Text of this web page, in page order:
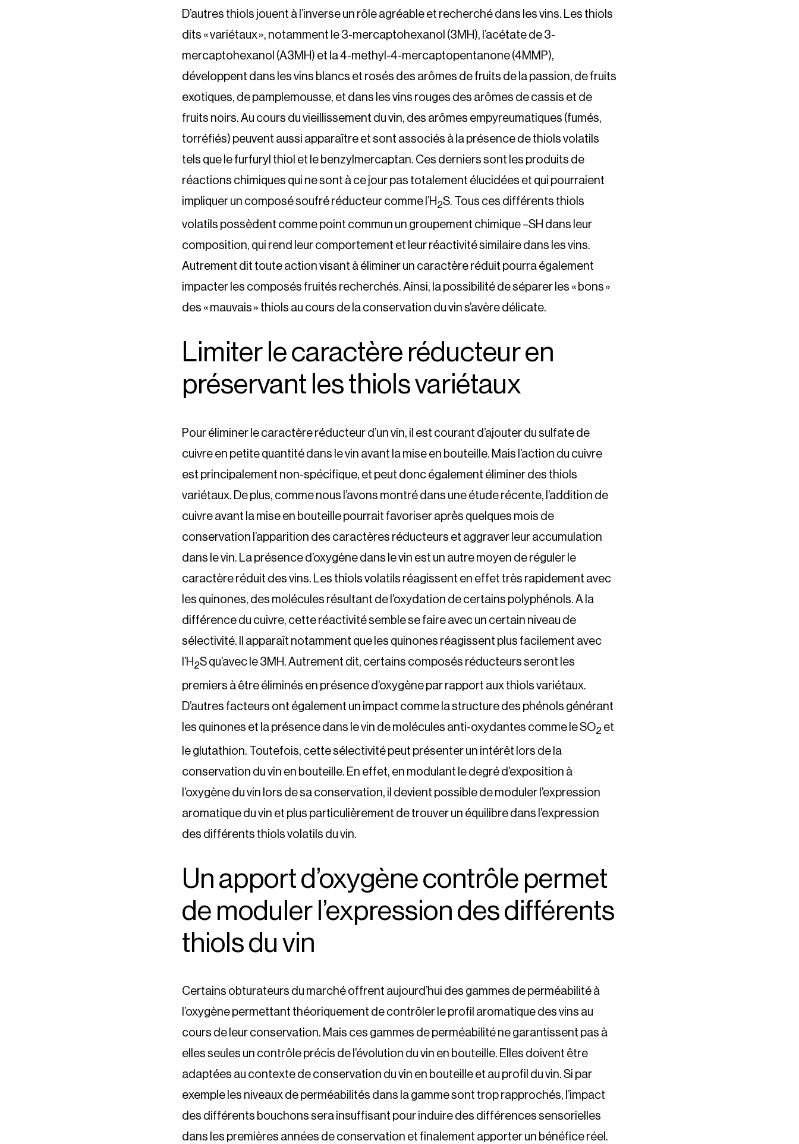
D’autres thiols jouent à l’inverse un rôle agréable et recherché dans les vins. Les thiols
dits « variétaux », notamment le 3-mercaptohexanol (3MH), l’acétate de 3-
mercaptohexanol (A3MH) et la 4-methyl-4-mercaptopentanone (4MMP),
développent dans les vins blancs et rosés des arômes de fruits de la passion, de fruits
exotiques, de pamplemousse, et dans les vins rouges des arômes de cassis et de
fruits noirs. Au cours du vieillissement du vin, des arômes empyreumatiques (fumés,
torréfiés) peuvent aussi apparaître et sont associés à la présence de thiols volatils
tels que le furfuryl thiol et le benzylmercaptan. Ces derniers sont les produits de
réactions chimiques qui ne sont à ce jour pas totalement élucidées et qui pourraient
impliquer un composé soufré réducteur comme l’H2S. Tous ces différents thiols
volatils possèdent comme point commun un groupement chimique –SH dans leur
composition, qui rend leur comportement et leur réactivité similaire dans les vins.
Autrement dit toute action visant à éliminer un caractère réduit pourra également
impacter les composés fruités recherchés. Ainsi, la possibilité de séparer les « bons »
des « mauvais » thiols au cours de la conservation du vin s’avère délicate.
Limiter le caractère réducteur en
préservant les thiols variétaux
Pour éliminer le caractère réducteur d’un vin, il est courant d’ajouter du sulfate de
cuivre en petite quantité dans le vin avant la mise en bouteille. Mais l’action du cuivre
est principalement non-spécifique, et peut donc également éliminer des thiols
variétaux. De plus, comme nous l’avons montré dans une étude récente, l’addition de
cuivre avant la mise en bouteille pourrait favoriser après quelques mois de
conservation l’apparition des caractères réducteurs et aggraver leur accumulation
dans le vin. La présence d’oxygène dans le vin est un autre moyen de réguler le
caractère réduit des vins. Les thiols volatils réagissent en effet très rapidement avec
les quinones, des molécules résultant de l’oxydation de certains polyphénols. A la
différence du cuivre, cette réactivité semble se faire avec un certain niveau de
sélectivité. Il apparaît notamment que les quinones réagissent plus facilement avec
l’H2S qu’avec le 3MH. Autrement dit, certains composés réducteurs seront les
premiers à être éliminés en présence d’oxygène par rapport aux thiols variétaux.
D’autres facteurs ont également un impact comme la structure des phénols générant
les quinones et la présence dans le vin de molécules anti-oxydantes comme le SO2 et
le glutathion. Toutefois, cette sélectivité peut présenter un intérêt lors de la
conservation du vin en bouteille. En effet, en modulant le degré d’exposition à
l’oxygène du vin lors de sa conservation, il devient possible de moduler l’expression
aromatique du vin et plus particulièrement de trouver un équilibre dans l’expression
des différents thiols volatils du vin.
Un apport d’oxygène contrôle permet
de moduler l’expression des différents
thiols du vin
Certains obturateurs du marché offrent aujourd’hui des gammes de perméabilité à
l’oxygène permettant théoriquement de contrôler le profil aromatique des vins au
cours de leur conservation. Mais ces gammes de perméabilité ne garantissent pas à
elles seules un contrôle précis de l’évolution du vin en bouteille. Elles doivent être
adaptées au contexte de conservation du vin en bouteille et au profil du vin. Si par
exemple les niveaux de perméabilités dans la gamme sont trop rapprochés, l’impact
des différents bouchons sera insuffisant pour induire des différences sensorielles
dans les premières années de conservation et finalement apporter un bénéfice réel.